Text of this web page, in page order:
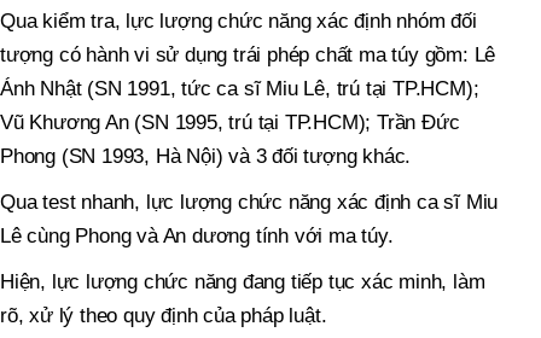
Qua kiểm tra, lực lượng chức năng xác định nhóm đối
tượng có hành vi sử dụng trái phép chất ma túy gồm: Lê
Ánh Nhật (SN 1991, tức ca sĩ Miu Lê, trú tại TP.HCM);
Vũ Khương An (SN 1995, trú tại TP.HCM); Trần Đức
Phong (SN 1993, Hà Nội) và 3 đối tượng khác.
Qua test nhanh, lực lượng chức năng xác định ca sĩ Miu
Lê cùng Phong và An dương tính với ma túy.
Hiện, lực lượng chức năng đang tiếp tục xác minh, làm
rõ, xử lý theo quy định của pháp luật.